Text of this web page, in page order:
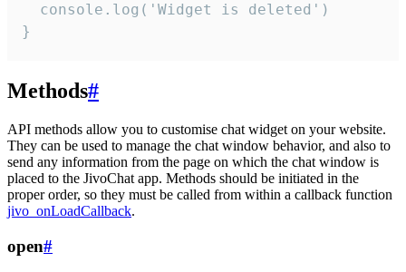
  console.log('Widget is deleted')
}
Methods#
API methods allow you to customise chat widget on your website.
They can be used to manage the chat window behavior, and also to
send any information from the page on which the chat window is
placed to the JivoChat app. Methods should be initiated in the
proper order, so they must be called from within a callback function
jivo_onLoadCallback.
open#